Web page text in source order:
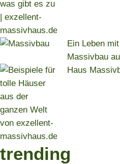
Ein Leben
Massivbau
Haus
trending